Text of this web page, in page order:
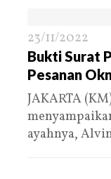
23/11/2022
Bukti Surat
Pesanan
JAKARTA
ayahnya,